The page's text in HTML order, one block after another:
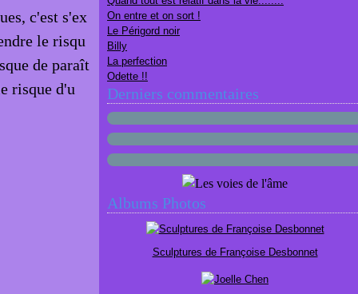
c'est s'ex
le risqu
de paraît
risque d'u
On entre et on sort !
Le Périgord noir
Billy
La perfection
Odette !!
Derniers commentaires
Albums Photos
Sculptures de Françoise Desbonnet